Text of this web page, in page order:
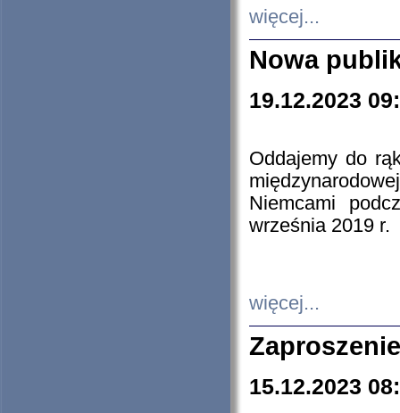
więcej...
Nowa
19.12.2023
Oddajemy do
Niemcami
września 2019 r.
więcej...
15.12.2023